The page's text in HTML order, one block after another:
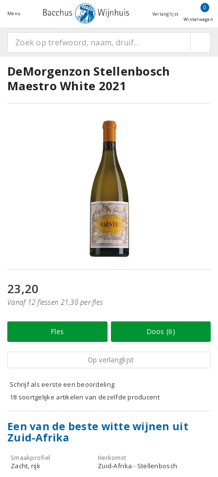
Menu Verlanglijst
0
Winkelwagen
DeMorgenzon Stellenbosch
Maestro White 2021
23,20
Vanaf 12 flessen 21,30 per fles
Fles Doos (6)
Op verlanglijst
Schrijf als eerste een beoordeling
18 soortgelijke artikelen van dezelfde producent
Een van de beste witte wijnen uit
Zuid-Afrika
Smaakprofiel
Zacht, rijk
Herkomst
Zuid-Afrika - Stellenbosch